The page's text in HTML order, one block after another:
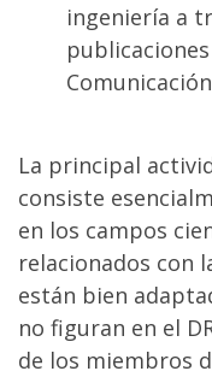
ingeniería a
La principal
consiste
en los campos
relacionados con
están bien
no figuran en el
de los miembros